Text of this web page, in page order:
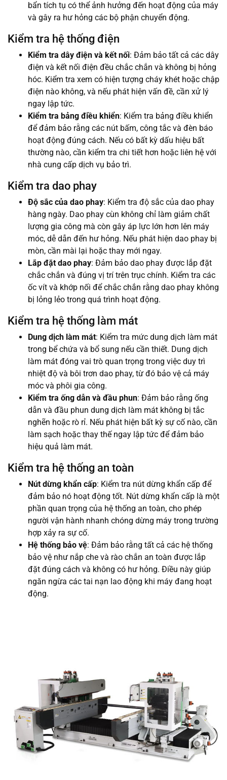
bẩn tích tụ có thể ảnh hưởng đến hoạt động của máy
và gây ra hư hỏng các bộ phận chuyển động.
Kiểm tra hệ thống điện
Kiểm tra dây điện và kết nối: Đảm bảo tất cả các dây
điện và kết nối điện đều chắc chắn và không bị hỏng
hóc. Kiểm tra xem có hiện tượng cháy khét hoặc chập
điện nào không, và nếu phát hiện vấn đề, cần xử lý
ngay lập tức.
Kiểm tra bảng điều khiển: Kiểm tra bảng điều khiển
để đảm bảo rằng các nút bấm, công tắc và đèn báo
hoạt động đúng cách. Nếu có bất kỳ dấu hiệu bất
thường nào, cần kiểm tra chi tiết hơn hoặc liên hệ với
nhà cung cấp dịch vụ bảo trì.
Kiểm tra dao phay
Độ sắc của dao phay: Kiểm tra độ sắc của dao phay
hàng ngày. Dao phay cùn không chỉ làm giảm chất
lượng gia công mà còn gây áp lực lớn hơn lên máy
móc, dễ dẫn đến hư hỏng. Nếu phát hiện dao phay bị
mòn, cần mài lại hoặc thay mới ngay.
Lắp đặt dao phay: Đảm bảo dao phay được lắp đặt
chắc chắn và đúng vị trí trên trục chính. Kiểm tra các
ốc vít và khớp nối để chắc chắn rằng dao phay không
bị lỏng lẻo trong quá trình hoạt động.
Kiểm tra hệ thống làm mát
Dung dịch làm mát: Kiểm tra mức dung dịch làm mát
trong bể chứa và bổ sung nếu cần thiết. Dung dịch
làm mát đóng vai trò quan trọng trong việc duy trì
nhiệt độ và bôi trơn dao phay, từ đó bảo vệ cả máy
móc và phôi gia công.
Kiểm tra ống dẫn và đầu phun: Đảm bảo rằng ống
dẫn và đầu phun dung dịch làm mát không bị tắc
nghẽn hoặc rò rỉ. Nếu phát hiện bất kỳ sự cố nào, cần
làm sạch hoặc thay thế ngay lập tức để đảm bảo
hiệu quả làm mát.
Kiểm tra hệ thống an toàn
Nút dừng khẩn cấp: Kiểm tra nút dừng khẩn cấp để
đảm bảo nó hoạt động tốt. Nút dừng khẩn cấp là một
phần quan trọng của hệ thống an toàn, cho phép
người vận hành nhanh chóng dừng máy trong trường
hợp xảy ra sự cố.
Hệ thống bảo vệ: Đảm bảo rằng tất cả các hệ thống
bảo vệ như nắp che và rào chắn an toàn được lắp
đặt đúng cách và không có hư hỏng. Điều này giúp
ngăn ngừa các tai nạn lao động khi máy đang hoạt
động.